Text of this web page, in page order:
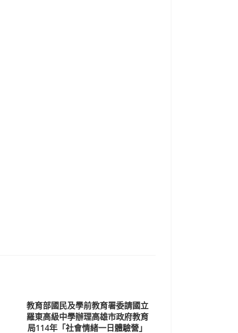
教育部國民及學前教育署委請國立
羅東高級中學辦理高雄市政府教育
局114年「社會情緒一日體驗營」